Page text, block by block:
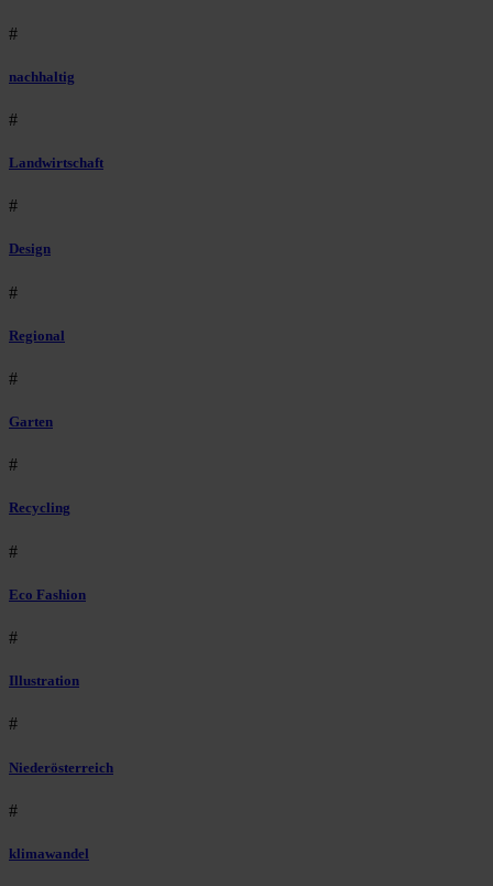
#
nachhaltig
#
Landwirtschaft
#
Design
#
Regional
#
Garten
#
Recycling
#
Eco Fashion
#
Illustration
#
Niederösterreich
#
klimawandel